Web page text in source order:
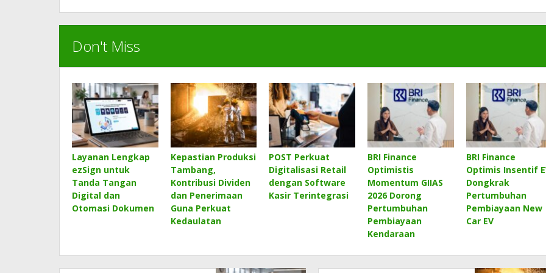
Don't Miss
Layanan Lengkap
ezSign untuk
Tanda Tangan
Digital dan
Otomasi Dokumen
Kepastian Produksi
Tambang,
Kontribusi Dividen
dan Penerimaan
Guna Perkuat
Kedaulatan
POST Perkuat
Digitalisasi Retail
dengan Software
Kasir Terintegrasi
BRI Finance
Optimistis
Momentum GIIAS
2026 Dorong
Pertumbuhan
Pembiayaan
Kendaraan
BRI Finance
Optimis Insentif
Dongkrak
Pertumbuhan
Pembiayaan New
Car EV